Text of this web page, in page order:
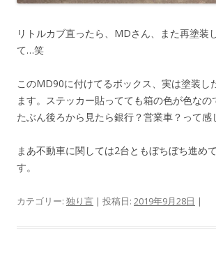
リトルカブ直ったら、MDさん、また再塗装
て…笑
このMD90に付けてるボックス、実は塗装し
ます。ステッカー貼ってても箱の色が色なの
たぶん後ろから見たら銀行？営業車？って感
まあ不動車に関しては2台ともぼちぼち進め
す。
カテゴリー: 独り言 | 投稿日: 2019年9月28日 |